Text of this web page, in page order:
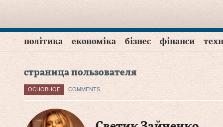
політика економіка бізнес фінанси
страница пользователя
ОСНОВНОЕ COMMENTS